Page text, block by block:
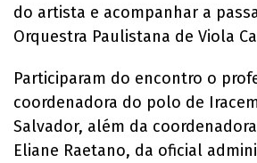
do artista e acompanhar a
Orquestra Paulistana de Viola
Participaram do encontro o
coordenadora do polo de
Salvador, além da
Eliane Raetano, da oficial